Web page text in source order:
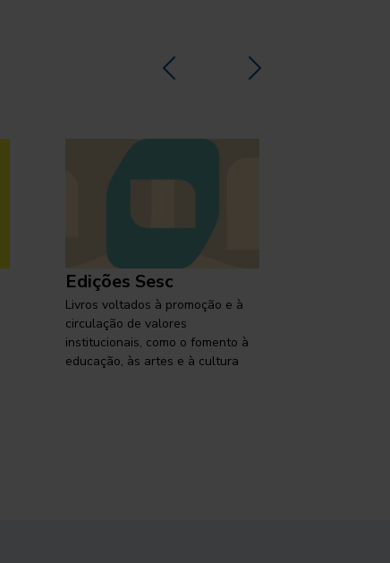
Edições Sesc
Livros voltados à promoção e à
circulação de valores
institucionais, como o fomento à
educação, às artes e à cultura